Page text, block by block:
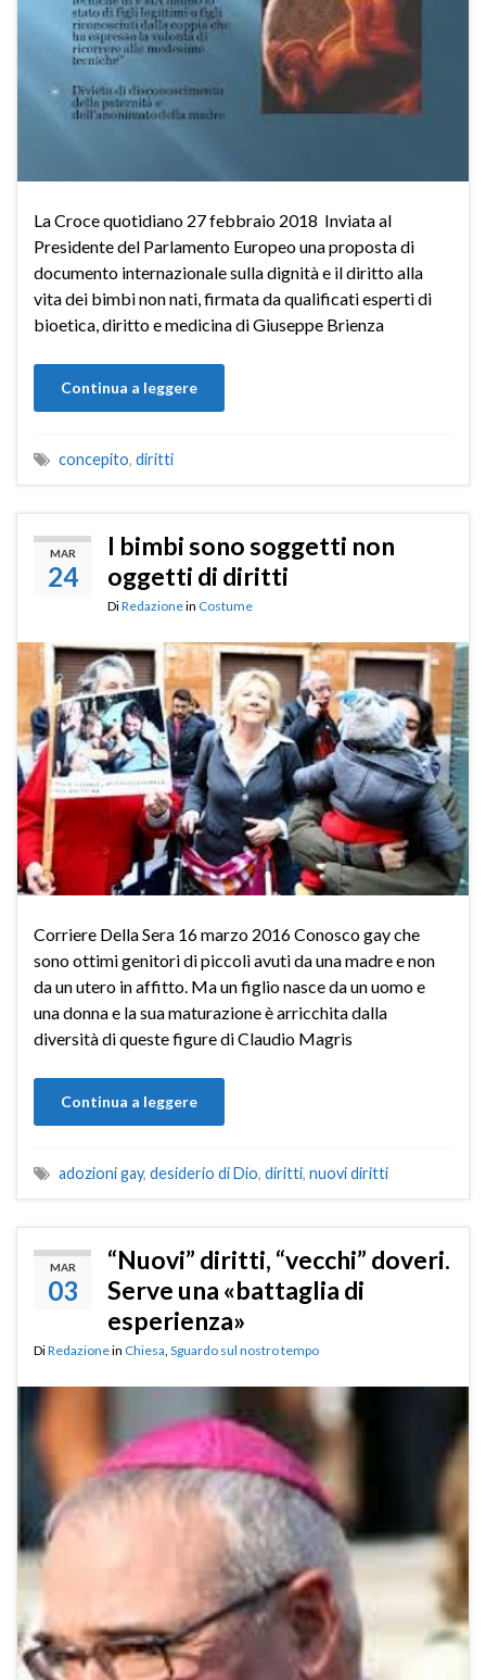
La Croce quotidiano 27 febbraio 2018 Inviata al
Presidente del Parlamento Europeo una proposta di
documento internazionale sulla dignità e il diritto alla
vita dei bimbi non nati, firmata da qualificati esperti di
bioetica, diritto e medicina di Giuseppe Brienza
Continua a leggere
concepito, diritti
MAR
24
I bimbi sono soggetti non
oggetti di diritti
DiRedazionein Costume
Corriere Della Sera 16 marzo 2016 Conosco gay che
sono ottimi genitori di piccoli avuti da una madre e non
da un utero in affitto. Ma un figlio nasce da un uomo e
una donna e la sua maturazione è arricchita dalla
diversità di queste figure di Claudio Magris
Continua a leggere
adozioni gay, desiderio di Dio, diritti, nuovi diritti
MAR
03
“Nuovi” diritti, “vecchi” doveri.
Serve una «battaglia di
esperienza»
DiRedazionein Chiesa, Sguardo sul nostro tempo